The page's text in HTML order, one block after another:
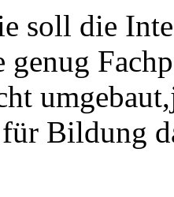
soll die
genug
Bildung